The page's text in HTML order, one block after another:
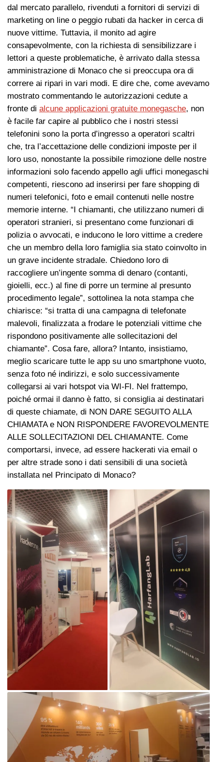
dal mercato parallelo, rivenduti a fornitori di servizi di
marketing on line o peggio rubati da hacker in cerca di
nuove vittime. Tuttavia, il monito ad agire
consapevolmente, con la richiesta di sensibilizzare i
lettori a queste problematiche, è arrivato dalla stessa
amministrazione di Monaco che si preoccupa ora di
correre ai ripari in vari modi. E dire che, come avevamo
mostrato commentando le autorizzazioni cedute a
fronte di alcune applicazioni gratuite monegasche, non
è facile far capire al pubblico che i nostri stessi
telefonini sono la porta d’ingresso a operatori scaltri
che, tra l’accettazione delle condizioni imposte per il
loro uso, nonostante la possibile rimozione delle nostre
informazioni solo facendo appello agli uffici monegaschi
competenti, riescono ad inserirsi per fare shopping di
numeri telefonici, foto e email contenuti nelle nostre
memorie interne. “I chiamanti, che utilizzano numeri di
operatori stranieri, si presentano come funzionari di
polizia o avvocati, e inducono le loro vittime a credere
che un membro della loro famiglia sia stato coinvolto in
un grave incidente stradale. Chiedono loro di
raccogliere un’ingente somma di denaro (contanti,
gioielli, ecc.) al fine di porre un termine al presunto
procedimento legale”, sottolinea la nota stampa che
chiarisce: “si tratta di una campagna di telefonate
malevoli, finalizzata a frodare le potenziali vittime che
rispondono positivamente alle sollecitazioni del
chiamante”. Cosa fare, allora? Intanto, insistiamo,
meglio scaricare tutte le app su uno smartphone vuoto,
senza foto né indirizzi, e solo successivamente
collegarsi ai vari hotspot via WI-FI. Nel frattempo,
poiché ormai il danno è fatto, si consiglia ai destinatari
di queste chiamate, di NON DARE SEGUITO ALLA
CHIAMATA e NON RISPONDERE FAVOREVOLMENTE
ALLE SOLLECITAZIONI DEL CHIAMANTE. Come
comportarsi, invece, ad essere hackerati via email o
per altre strade sono i dati sensibili di una società
installata nel Principato di Monaco?